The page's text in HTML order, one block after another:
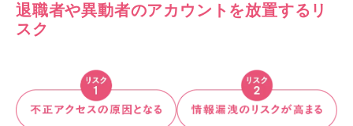
退職者や異動者のアカウントを放置するリ
スク